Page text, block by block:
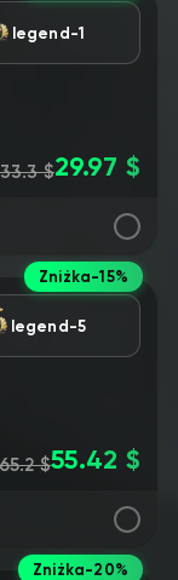
legend-1
33.3 $29.97 $
Zniżka-15%
legend-5
65.2 $55.42 $
Zniżka-20%